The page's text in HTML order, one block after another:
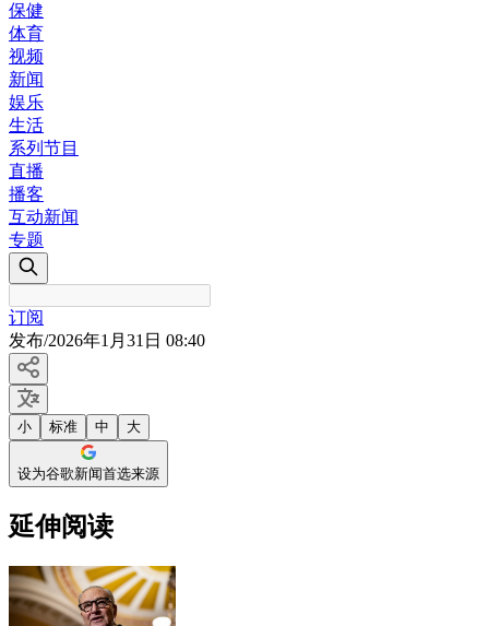
保健
体育
视频
新闻
娱乐
生活
系列节目
直播
播客
互动新闻
专题
订阅
发布/2026年1月31日 08:40
小 标准 中 大
设为谷歌新闻首选来源
延伸阅读